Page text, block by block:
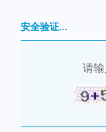
安全验证...
请